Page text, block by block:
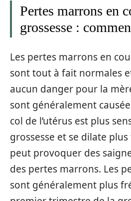
Pertes marrons en
grossesse :
Les pertes marrons en
sont tout à fait normales
aucun danger pour la
sont généralement
col de l’utérus est plus
grossesse et se dilate
peut provoquer des
des pertes marrons. Les
sont généralement plus